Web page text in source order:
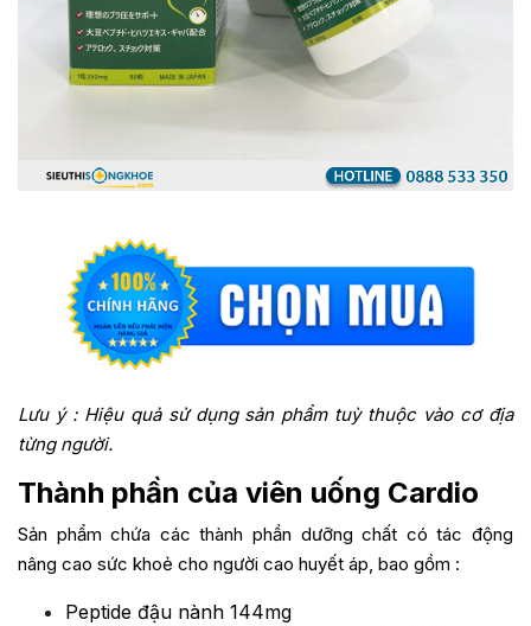
Lưu ý : Hiệu quả sử dụng sản phẩm tuỳ thuộc vào cơ địa
từng người.
Thành phần của viên uống Cardio
Sản phẩm chứa các thành phần dưỡng chất có tác động
nâng cao sức khoẻ cho người cao huyết áp, bao gồm :
Peptide đậu nành 144mg